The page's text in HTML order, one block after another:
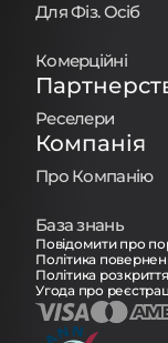
Для Фіз. Осіб
Комерційні
Реселери
Компанія
Про Компанію
База знань
Повідомити про
Політика
Політика
Угода про